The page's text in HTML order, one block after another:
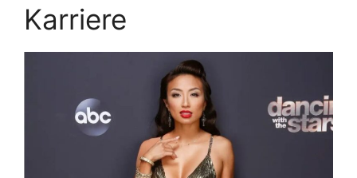
Karriere